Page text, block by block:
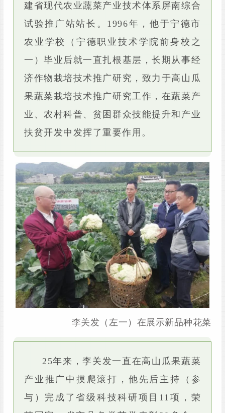
建省现代农业蔬菜产业技术体系屏南综合
试验推广站站长。1996年，他于宁德市
农业学校（宁德职业技术学院前身校之
一）毕业后就一直扎根基层，长期从事经
济作物栽培技术推广研究，致力于高山瓜
果蔬菜栽培技术推广研究工作，在蔬菜产
业、农村科普、贫困群众技能提升和产业
扶贫开发中发挥了重要作用。
李关发（左一）在展示新品种花菜
25年来，李关发一直在高山瓜果蔬菜
产业推广中摸爬滚打，他先后主持（参
与）完成了省级科技科研项目11项，荣